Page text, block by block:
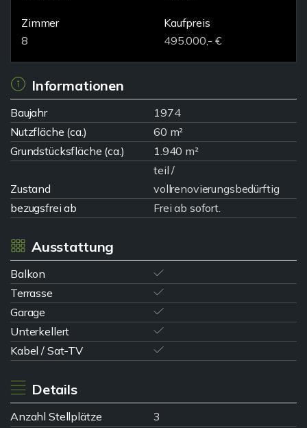
Zimmer
8
Kaufpreis
495.000,- €
Informationen
Baujahr
1974
Nutzfläche (ca.)
60 m²
Grundstücksfläche (ca.)
1.940 m²
Zustand
teil /
vollrenovierungsbedürftig
bezugsfrei ab
Frei ab sofort.
Ausstattung
Balkon
Terrasse
Garage
Unterkellert
Kabel / Sat-TV
Details
Anzahl Stellplätze
3